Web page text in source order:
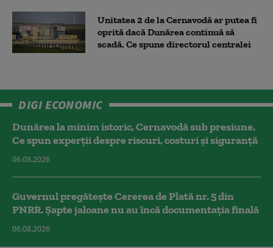
Unitatea 2 de la Cernavodă ar putea fi
oprită dacă Dunărea continuă să
scadă. Ce spune directorul centralei
DIGI ECONOMIC
Dunărea la minim istoric, Cernavodă sub presiune.
Ce spun experții despre riscuri, costuri și siguranță
06.08.2026
Guvernul pregătește Cererea de Plată nr. 5 din
PNRR. Șapte jaloane nu au încă documentația finală
06.08.2026